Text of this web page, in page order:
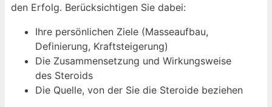
den Erfolg. Berücksichtigen Sie dabei:
Ihre persönlichen Ziele (Masseaufbau,
Definierung, Kraftsteigerung)
Die Zusammensetzung und Wirkungsweise
des Steroids
Die Quelle, von der Sie die Steroide beziehen